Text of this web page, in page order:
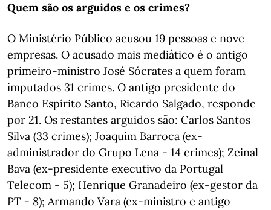
Quem são os arguidos e os crimes?
O Ministério Público acusou 19 pessoas e nove
empresas. O acusado mais mediático é o antigo
primeiro-ministro José Sócrates a quem foram
imputados 31 crimes. O antigo presidente do
Banco Espírito Santo, Ricardo Salgado, responde
por 21. Os restantes arguidos são: Carlos Santos
Silva (33 crimes); Joaquim Barroca (ex-
administrador do Grupo Lena - 14 crimes); Zeinal
Bava (ex-presidente executivo da Portugal
Telecom - 5); Henrique Granadeiro (ex-gestor da
PT - 8); Armando Vara (ex-ministro e antigo